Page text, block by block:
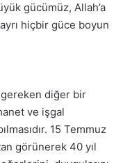
gücümüz, Allah’a
hiçbir güce boyun
gereken diğer bir
ve işgal
15 Temmuz
görünerek 40 yıl